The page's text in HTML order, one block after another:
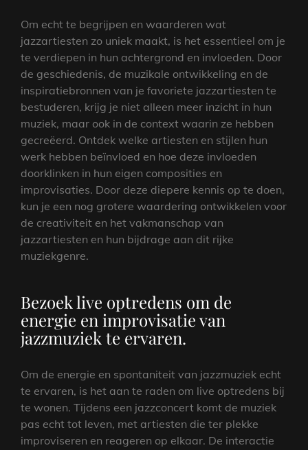
Om echt te begrijpen en waarderen wat
jazzartiesten zo uniek maakt, is het essentieel om je
te verdiepen in hun achtergrond en invloeden. Door
de geschiedenis, de muzikale ontwikkeling en de
inspiratiebronnen van je favoriete jazzartiesten te
bestuderen, krijg je niet alleen meer inzicht in hun
muziek, maar ook in de context waarin ze hebben
gecreëerd. Ontdek welke artiesten en stijlen hun
werk hebben beïnvloed en hoe deze invloeden
doorklinken in hun eigen composities en
improvisaties. Door deze diepere kennis op te doen,
kun je een nog grotere waardering ontwikkelen voor
de creativiteit en het vakmanschap van
jazzartiesten en hun bijdrage aan dit rijke
muziekgenre.
Bezoek live optredens om de
energie en improvisatie van
jazzmuziek te ervaren.
Om de energie en spontaniteit van jazzmuziek echt
te ervaren, is het aan te raden om live optredens bij
te wonen. Tijdens een jazzconcert komt de muziek
pas echt tot leven, met artiesten die ter plekke
improviseren en reageren op elkaar. De interactie